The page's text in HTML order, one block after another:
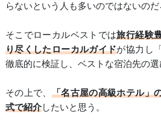
らないという人も多いのではないのだ
そこでローカルベストでは旅行経験
り尽くしたローカルガイドが協力し
徹底的に検証し、ベストな宿泊先の選
その上で、 「名古屋の高級ホテル」
式で紹介したいと思う。